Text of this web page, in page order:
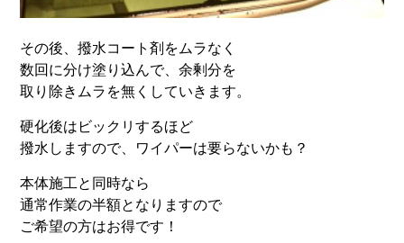
その後、撥水コート剤をムラなく
数回に分け塗り込んで、余剰分を
取り除きムラを無くしていきます。
硬化後はビックリするほど
撥水しますので、ワイパーは要らないかも？
本体施工と同時なら
通常作業の半額となりますので
ご希望の方はお得です！